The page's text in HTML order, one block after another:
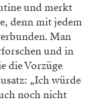
und merkt
denn mit jedem
Man
und in
die Vorzüge
„Ich würde
noch nicht